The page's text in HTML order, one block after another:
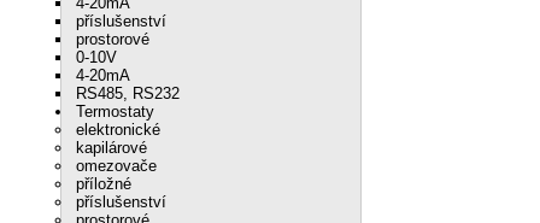
příslušenství
prostorové
0-10V
4-20mA
RS485, RS232
Termostaty
elektronické
kapilárové
omezovače
příložné
příslušenství